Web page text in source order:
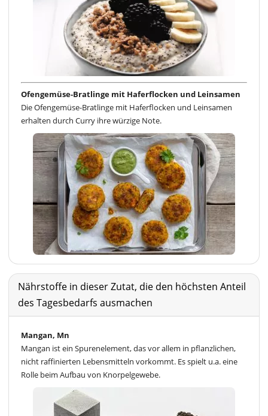
Ofengemüse-Bratlinge mit Haferflocken und Leinsamen
Die Ofengemüse-Bratlinge mit Haferflocken und Leinsamen
erhalten durch Curry ihre würzige Note.
Nährstoffe in dieser Zutat, die den höchsten Anteil
des Tagesbedarfs ausmachen
Mangan, Mn
Mangan ist ein Spurenelement, das vor allem in pflanzlichen,
nicht raffinierten Lebensmitteln vorkommt. Es spielt u.a. eine
Rolle beim Aufbau von Knorpelgewebe.